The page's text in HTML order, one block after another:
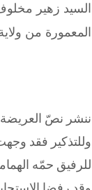
السيد زهير
المعمورة من
ننشر نصّ العريضة
وللتذكير فقد
للرفيق حمّه